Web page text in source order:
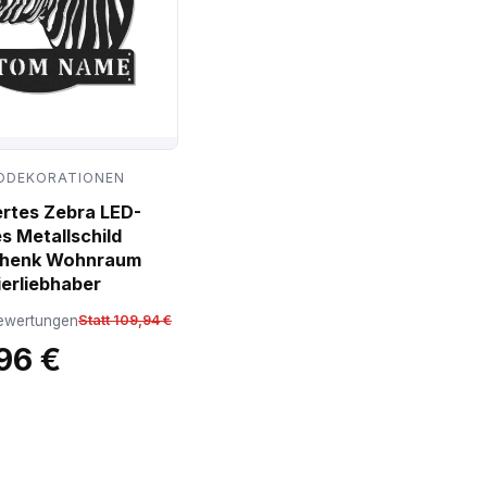
Zebra LED-
Metallschild
Wohnraum
Statt 109,94 €
€